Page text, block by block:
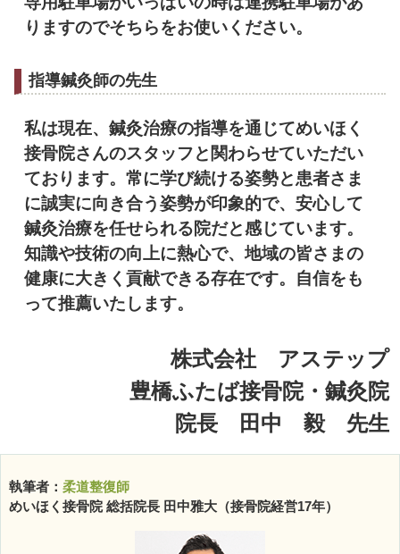
りますのでそちらをお使いください。
指導鍼灸師の先生
私は現在、 鍼灸治療の指導を通じてめいほく
接骨院さんのスタッフと関わらせていただい
ております。 常に学び続ける姿勢と患者さま
に誠実に向き合う姿勢が印象的で、 安心して
鍼灸治療を任せられる院だと感じています。
知識や技術の向上に熱心で、地域の皆さまの
健康に大きく貢献できる存在です。 自信をも
って推薦いたします。
株式会社 アステップ
豊橋ふたば接骨院・鍼灸院
院長 田中 毅 先生
執筆者： 柔道整復師
めいほく接骨院 総括院長 田中雅大（接骨院経営17年）